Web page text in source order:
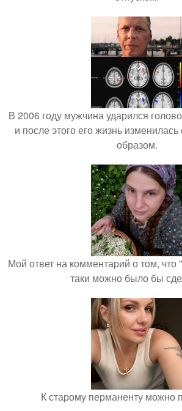
В 2006 году мужчина ударился
и после этого его жизнь
образом.
Мой ответ на комментарий о том, что
таки можно было бы
К старому перманенту можно